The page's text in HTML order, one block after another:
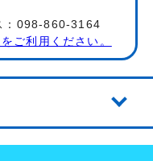
098-860-3164
ご利用ください。